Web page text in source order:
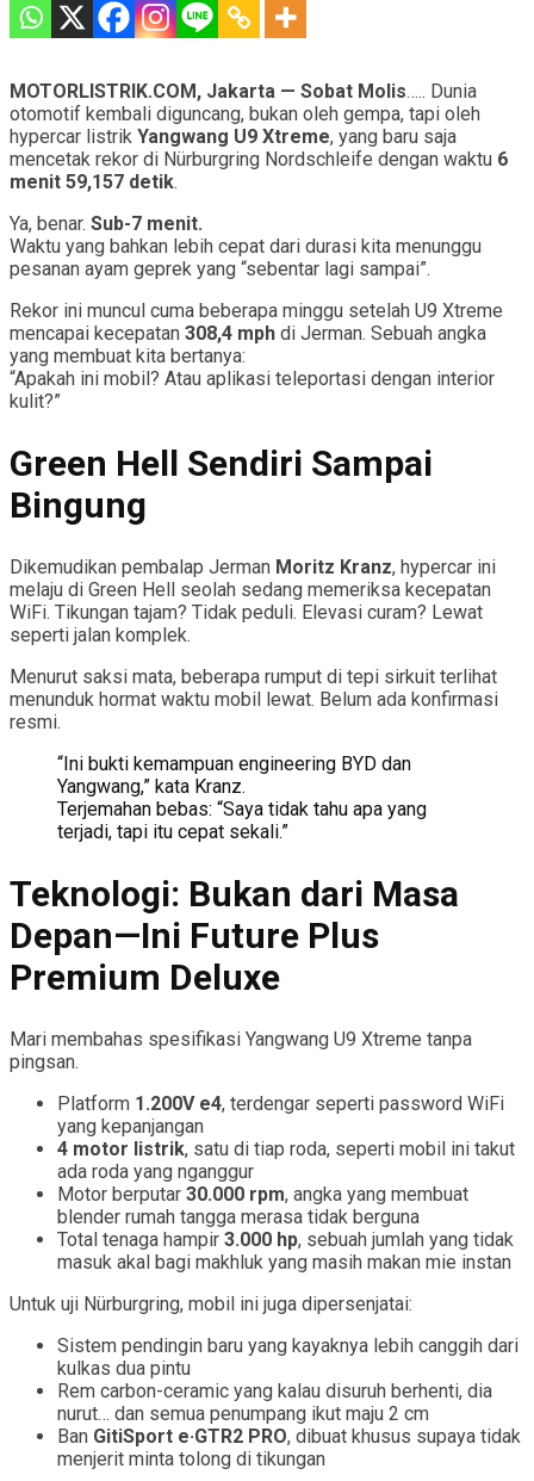
MOTORLISTRIK.COM, Jakarta — Sobat Molis….. Dunia
otomotif kembali diguncang, bukan oleh gempa, tapi oleh
hypercar listrik Yangwang U9 Xtreme, yang baru saja
mencetak rekor di Nürburgring Nordschleife dengan waktu 6
menit 59,157 detik.
Ya, benar. Sub-7 menit.
Waktu yang bahkan lebih cepat dari durasi kita menunggu
pesanan ayam geprek yang “sebentar lagi sampai”.
Rekor ini muncul cuma beberapa minggu setelah U9 Xtreme
mencapai kecepatan 308,4 mph di Jerman. Sebuah angka
yang membuat kita bertanya:
“Apakah ini mobil? Atau aplikasi teleportasi dengan interior
kulit?”
Green Hell Sendiri Sampai
Bingung
Dikemudikan pembalap Jerman Moritz Kranz, hypercar ini
melaju di Green Hell seolah sedang memeriksa kecepatan
WiFi. Tikungan tajam? Tidak peduli. Elevasi curam? Lewat
seperti jalan komplek.
Menurut saksi mata, beberapa rumput di tepi sirkuit terlihat
menunduk hormat waktu mobil lewat. Belum ada konfirmasi
resmi.
“Ini bukti kemampuan engineering BYD dan
Yangwang,” kata Kranz.
Terjemahan bebas: “Saya tidak tahu apa yang
terjadi, tapi itu cepat sekali.”
Teknologi: Bukan dari Masa
Depan—Ini Future Plus
Premium Deluxe
Mari membahas spesifikasi Yangwang U9 Xtreme tanpa
pingsan.
Platform 1.200V e4, terdengar seperti password WiFi
yang kepanjangan
4 motor listrik, satu di tiap roda, seperti mobil ini takut
ada roda yang nganggur
Motor berputar 30.000 rpm, angka yang membuat
blender rumah tangga merasa tidak berguna
Total tenaga hampir 3.000 hp, sebuah jumlah yang tidak
masuk akal bagi makhluk yang masih makan mie instan
Untuk uji Nürburgring, mobil ini juga dipersenjatai:
Sistem pendingin baru yang kayaknya lebih canggih dari
kulkas dua pintu
Rem carbon-ceramic yang kalau disuruh berhenti, dia
nurut… dan semua penumpang ikut maju 2 cm
Ban GitiSport e·GTR2 PRO, dibuat khusus supaya tidak
menjerit minta tolong di tikungan